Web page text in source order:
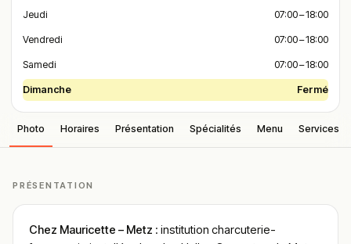
Jeudi 07:00 – 18:00
Vendredi 07:00 – 18:00
Samedi 07:00 – 18:00
Dimanche Fermé
Photo Horaires Présentation Spécialités Menu Services
PRÉSENTATION
Chez Mauricette – Metz : institution charcuterie-